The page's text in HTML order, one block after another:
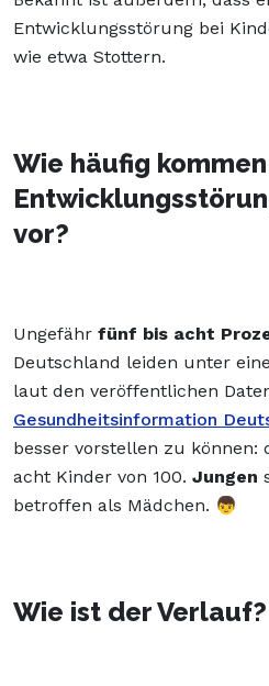
Entwicklungsstörung bei
wie etwa Stottern.
Wie häufig kommen
vor?
Ungefähr fünf bis acht
Deutschland leiden unter
laut den veröffentlichen
Gesundheitsinformation
besser vorstellen zu können:
acht Kinder von 100. Jungen
betroffen als Mädchen. 👦
Wie ist der Verlauf?